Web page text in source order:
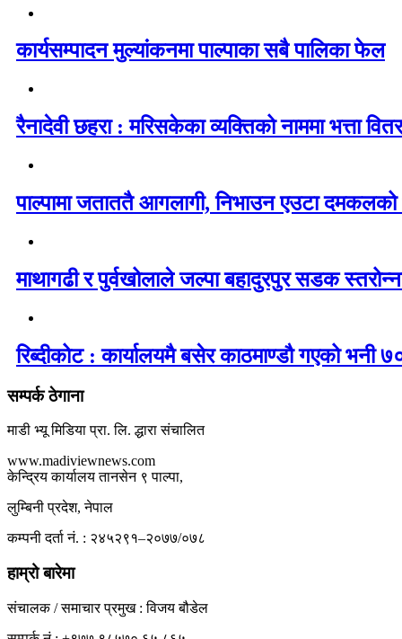
कार्यसम्पादन मुल्यांकनमा पाल्पाका सबै पालिका फेल
रैनादेवी छहरा : मरिसकेका व्यक्तिको नाममा भत्ता
पाल्पामा जताततै आगलागी, निभाउन एउटा
माथागढी र पुर्वखोलाले जल्पा बहादुरपुर सडक
रिब्दीकोट : कार्यालयमै बसेर काठमाण्डौ गएको भनी
सम्पर्क ठेगाना
माडी भ्यू मिडिया प्रा. लि. द्धारा संचालित
www.madiviewnews.com
केन्द्रिय कार्यालय तानसेन ९ पाल्पा,
लुम्बिनी प्रदेश, नेपाल
कम्पनी दर्ता नं. : २४५२९१–२०७७/०७८
हाम्रो बारेमा
संचालक / समाचार प्रमुख : विजय बौडेल